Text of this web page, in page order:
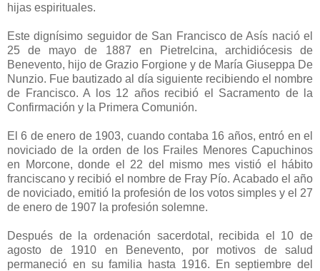
hijas espirituales.
Este dignísimo seguidor de San Francisco de Asís nació el
25 de mayo de 1887 en Pietrelcina, archidiócesis de
Benevento, hijo de Grazio Forgione y de María Giuseppa De
Nunzio. Fue bautizado al día siguiente recibiendo el nombre
de Francisco. A los 12 años recibió el Sacramento de la
Confirmación y la Primera Comunión.
El 6 de enero de 1903, cuando contaba 16 años, entró en el
noviciado de la orden de los Frailes Menores Capuchinos
en Morcone, donde el 22 del mismo mes vistió el hábito
franciscano y recibió el nombre de Fray Pío. Acabado el año
de noviciado, emitió la profesión de los votos simples y el 27
de enero de 1907 la profesión solemne.
Después de la ordenación sacerdotal, recibida el 10 de
agosto de 1910 en Benevento, por motivos de salud
permaneció en su familia hasta 1916. En septiembre del